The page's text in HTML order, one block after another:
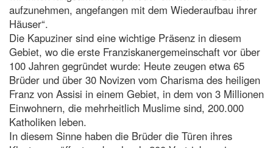
aufzunehmen, angefangen mit dem Wiederaufbau ihrer
Häuser“.
Die Kapuziner sind eine wichtige Präsenz in diesem
Gebiet, wo die erste Franziskanergemeinschaft vor über
100 Jahren gegründet wurde: Heute zeugen etwa 65
Brüder und über 30 Novizen vom Charisma des heiligen
Franz von Assisi in einem Gebiet, in dem von 3 Millionen
Einwohnern, die mehrheitlich Muslime sind, 200.000
Katholiken leben.
In diesem Sinne haben die Brüder die Türen ihres